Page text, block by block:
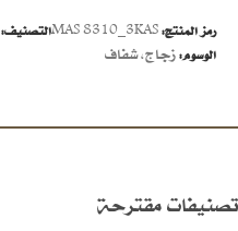
رمز المنتج:MAS 8310_3KASالتصنيف:
الوسوم:زجاج,شفاف
تصنيفات مقترحة